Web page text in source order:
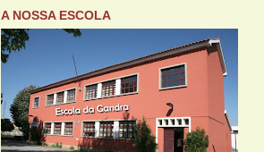
A NOSSA ESCOLA